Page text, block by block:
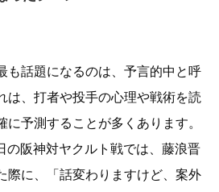
も話題になるのは、予言的中と呼
は、打者や投手の心理や戦術を読
予測することが多くあります。
の阪神対ヤクルト戦では、藤浪晋
際に、「話変わりますけど、案外